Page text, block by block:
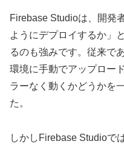
Firebase Studioは、開発
ようにデプロイするか」
るのも強みです。従来で
環境に手動でアップロー
ラーなく動くかどうかを
た。
しかしFirebase Studioで